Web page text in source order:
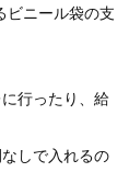
ビニール袋の支
行ったり、給
しで入れるの